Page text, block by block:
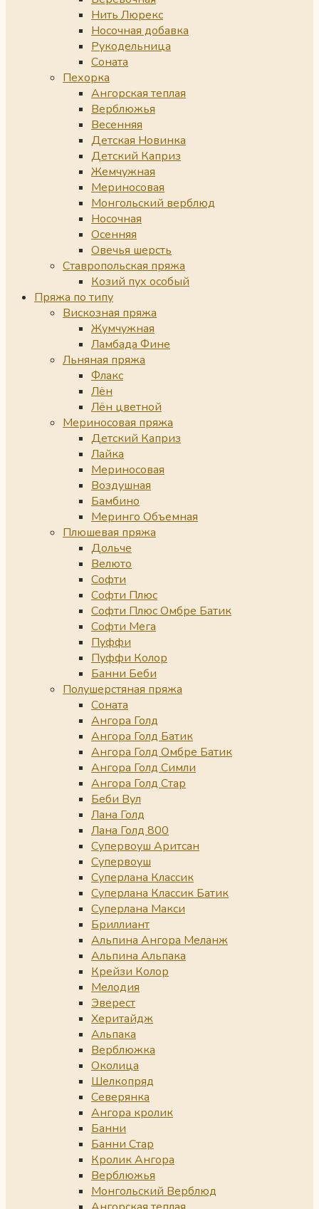
Нить Люрекс
Носочная добавка
Рукодельница
Соната
Пехорка
Ангорская теплая
Верблюжья
Весенняя
Детская Новинка
Детский Каприз
Жемчужная
Мериносовая
Монгольский верблюд
Носочная
Осенняя
Овечья шерсть
Ставропольская пряжа
Козий пух особый
Пряжа по типу
Вискозная пряжа
Жумчужная
Ламбада Фине
Льняная пряжа
Флакс
Лён
Лён цветной
Мериносовая пряжа
Детский Каприз
Лайка
Мериносовая
Воздушная
Бамбино
Меринго Объемная
Плюшевая пряжа
Дольче
Велюто
Софти
Софти Плюс
Софти Плюс Омбре Батик
Софти Мега
Пуффи
Пуффи Колор
Банни Беби
Полушерстяная пряжа
Соната
Ангора Голд
Ангора Голд Батик
Ангора Голд Омбре Батик
Ангора Голд Симли
Ангора Голд Стар
Беби Вул
Лана Голд
Лана Голд 800
Супервоуш Аритсан
Супервоуш
Суперлана Классик
Суперлана Классик Батик
Суперлана Макси
Бриллиант
Альпина Ангора Меланж
Альпина Альпака
Крейзи Колор
Мелодия
Эверест
Херитайдж
Альпака
Верблюжка
Околица
Шелкопряд
Северянка
Ангора кролик
Банни
Банни Стар
Кролик Ангора
Верблюжья
Монгольский Верблюд